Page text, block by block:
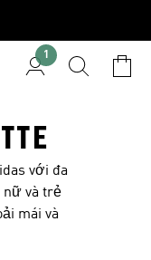
1
với đa
nữ và trẻ
mái và